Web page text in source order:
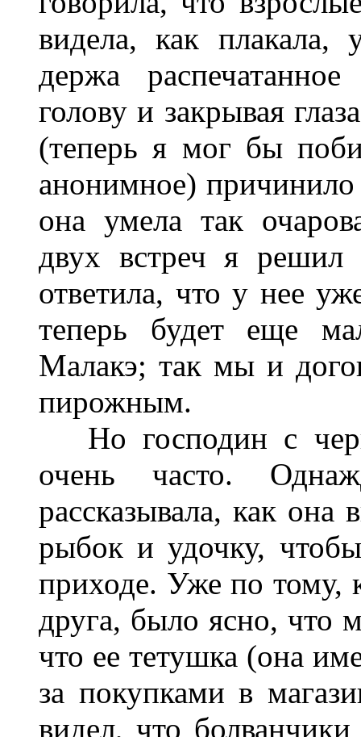
видела, как
держа
голову и закрывая
(теперь я мог бы
анонимное)
она умела так
двух встреч я решил
ответила, что у нее
теперь будет еще
Малакэ; так мы и
пирожным.
Но господин с
очень часто.
рассказывала, как
рыбок и удочку,
приходе. Уже по тому,
друга, было ясно, что
что ее тетушка (она
за покупками в
видел, что